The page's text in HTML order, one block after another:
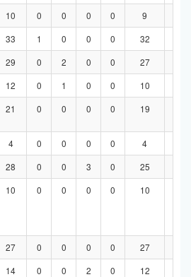
10 0 0 0 0 9
33 1 0 0 0 32
29 0 2 0 0 27
12 0 1 0 0 10
21 0 0 0 0 19
4 0 0 0 0 4
28 0 0 3 0 25
10 0 0 0 0 10
27 0 0 0 0 27
14 0 0 2 0 12